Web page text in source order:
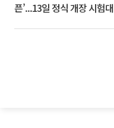
픈’...13일 정식 개장 시험대